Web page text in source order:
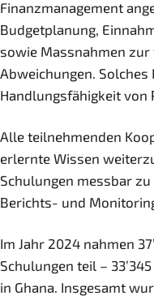
Finanzmanagement
Budgetplanung,
sowie Massnahmen
Abweichungen.
Handlungsfähigkeit von
Alle teilnehmenden
erlernte Wissen
Schulungen messbar
Berichts- und
Im Jahr 2024 nahmen
Schulungen teil –
in Ghana. Insgesamt